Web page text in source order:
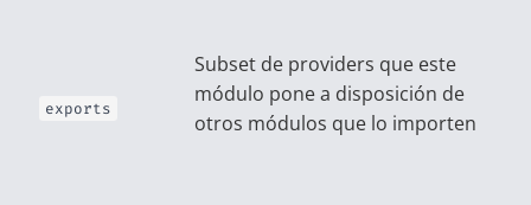
exports
Subset de providers que este
módulo pone a disposición de
otros módulos que lo importen